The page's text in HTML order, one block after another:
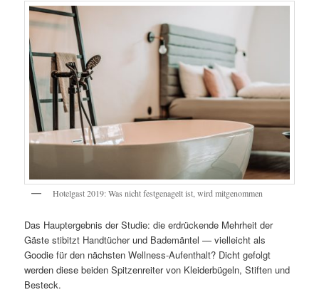
Hotelgast 2019: Was nicht festgenagelt ist, wird mitgenommen
Das Hauptergebnis der Studie: die erdrückende Mehrheit der
Gäste stibitzt Handtücher und Bademäntel — vielleicht als
Goodie für den nächsten Wellness-Aufenthalt? Dicht gefolgt
werden diese beiden Spitzenreiter von Kleiderbügeln, Stiften und
Besteck.